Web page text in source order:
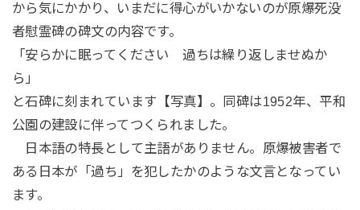
から気にかかり、いまだに得心がいかないのが原爆死没
者慰霊碑の碑文の内容です。
「安らかに眠ってください 過ちは繰り返しませぬか
ら」
と石碑に刻まれています【写真】。同碑は1952年、平和
公園の建設に伴ってつくられました。
日本語の特長として主語がありません。原爆被害者で
ある日本が「過ち」を犯したかのような文言となってい
ます。